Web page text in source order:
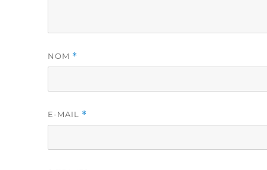
NOM *
E-MAIL *